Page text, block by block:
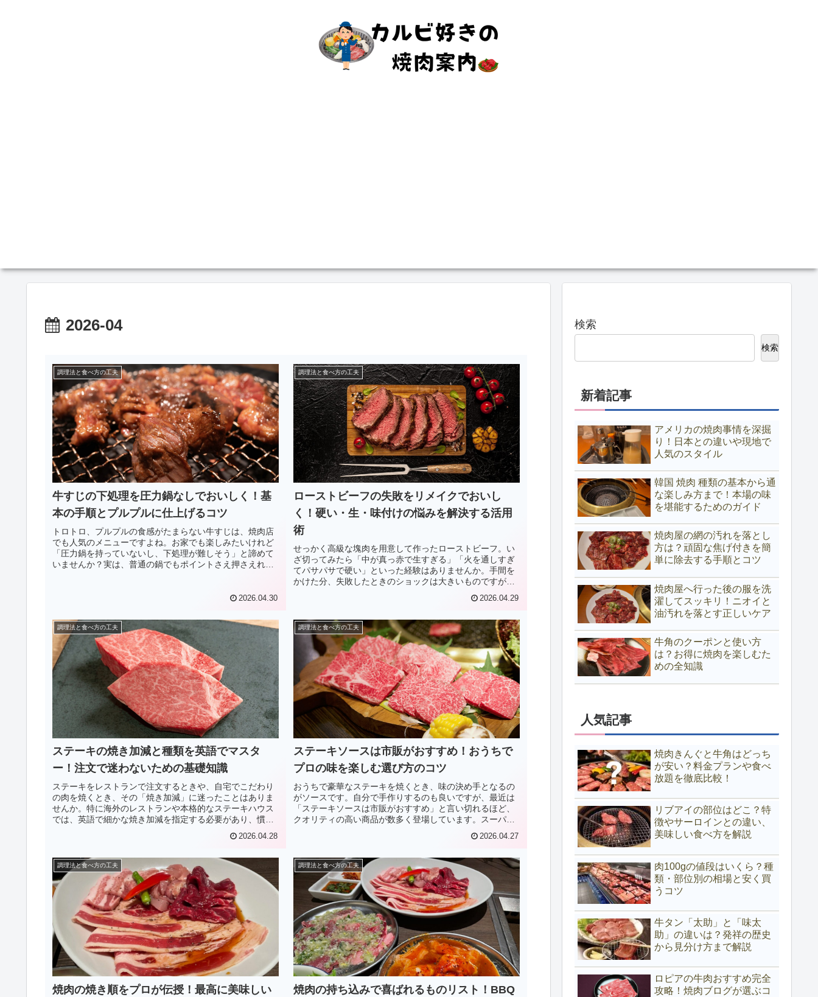
2026-04
調理法と食べ方の工夫
牛すじの下処理を圧力鍋なしでおいしく！基
本の手順とプルプルに仕上げるコツ
トロトロ、プルプルの食感がたまらない牛すじは、焼肉店
でも人気のメニューですよね。お家でも楽しみたいけれど
「圧力鍋を持っていないし、下処理が難しそう」と諦めて
いませんか？実は、普通の鍋でもポイントさえ押さえれ
2026.04.30
調理法と食べ方の工夫
ローストビーフの失敗をリメイクでおいし
く！硬い・生・味付けの悩みを解決する活用
術
せっかく高級な塊肉を用意して作ったローストビーフ。い
ざ切ってみたら「中が真っ赤で生すぎる」「火を通しすぎ
てパサパサで硬い」といった経験はありませんか。手間を
かけた分、失敗したときのショックは大きいものですが、
2026.04.29
調理法と食べ方の工夫
ステーキの焼き加減と種類を英語でマスタ
ー！注文で迷わないための基礎知識
ステーキをレストランで注文するときや、自宅でこだわり
の肉を焼くとき、その「焼き加減」に迷ったことはありま
せんか。特に海外のレストランや本格的なステーキハウス
では、英語で細かな焼き加減を指定する必要があり、慣れ
2026.04.28
調理法と食べ方の工夫
ステーキソースは市販がおすすめ！おうちで
プロの味を楽しむ選び方のコツ
おうちで豪華なステーキを焼くとき、味の決め手となるの
がソースです。自分で手作りするのも良いですが、最近は
「ステーキソースは市販がおすすめ」と言い切れるほど、
クオリティの高い商品が数多く登場しています。スーパー
2026.04.27
調理法と食べ方の工夫
焼肉の焼き順をプロが伝授！最高に美味しい
調理法と食べ方の工夫
焼肉の持ち込みで喜ばれるものリスト！BBQ
検索
検索
新着記事
アメリカの焼肉事情を深掘
り！日本との違いや現地で
人気のスタイル
韓国 焼肉 種類の基本から通
な楽しみ方まで！本場の味
を堪能するためのガイド
焼肉屋の網の汚れを落とし
方は？頑固な焦げ付きを簡
単に除去する手順とコツ
焼肉屋へ行った後の服を洗
濯してスッキリ！ニオイと
油汚れを落とす正しいケア
牛角のクーポンと使い方
は？お得に焼肉を楽しむた
めの全知識
人気記事
焼肉きんぐと牛角はどっち
が安い？料金プランや食べ
放題を徹底比較！
リブアイの部位はどこ？特
徴やサーロインとの違い、
美味しい食べ方を解説
肉100gの値段はいくら？種
類・部位別の相場と安く買
うコツ
牛タン「太助」と「味太
助」の違いは？発祥の歴史
から見分け方まで解説
ロピアの牛肉おすすめ完全
攻略！焼肉ブログが選ぶコ